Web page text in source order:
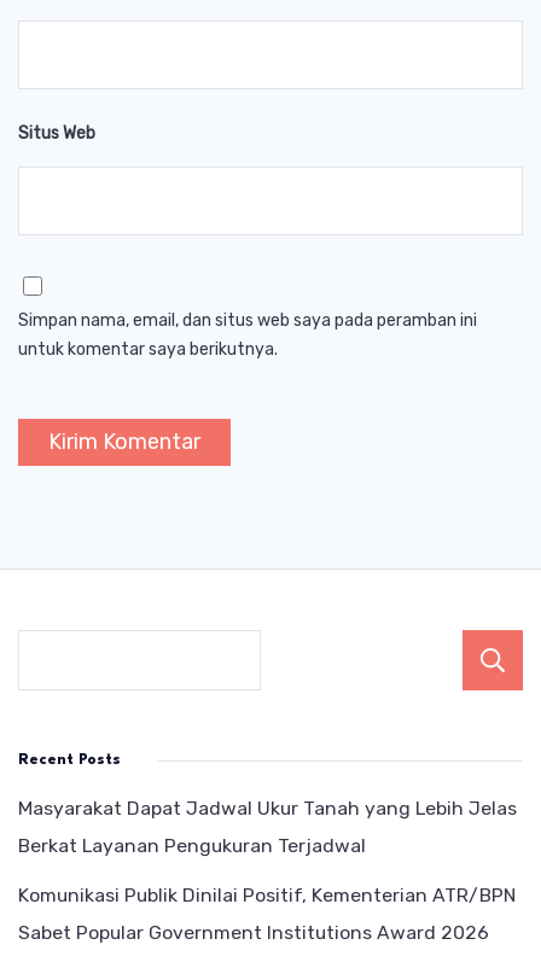
Situs Web
Simpan nama, email, dan situs web saya pada peramban ini
untuk komentar saya berikutnya.
Recent Posts
Masyarakat Dapat Jadwal Ukur Tanah yang Lebih Jelas
Berkat Layanan Pengukuran Terjadwal
Komunikasi Publik Dinilai Positif, Kementerian ATR/BPN
Sabet Popular Government Institutions Award 2026